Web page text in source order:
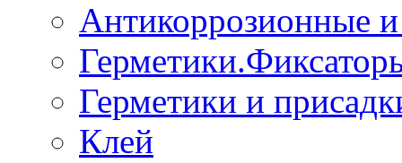
Антикоррозионные
Герметики и
Клей